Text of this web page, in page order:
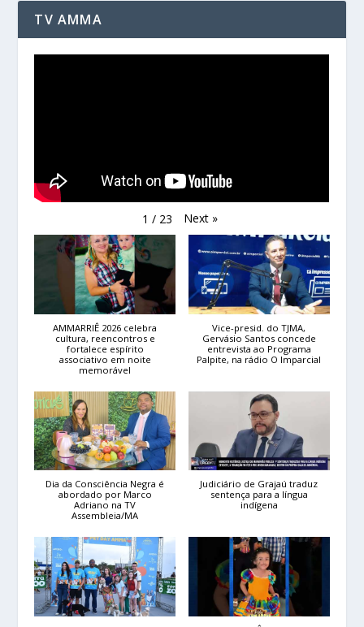
TV AMMA
1 / 23 Next »
AMMARRIÊ 2026 celebra
cultura, reencontros e
fortalece espírito
associativo em noite
memorável
Vice-presid. do TJMA,
Gervásio Santos concede
entrevista ao Programa
Palpite, na rádio O Imparcial
Dia da Consciência Negra é
abordado por Marco
Adriano na TV
Assembleia/MA
Judiciário de Grajaú traduz
sentença para a língua
indígena